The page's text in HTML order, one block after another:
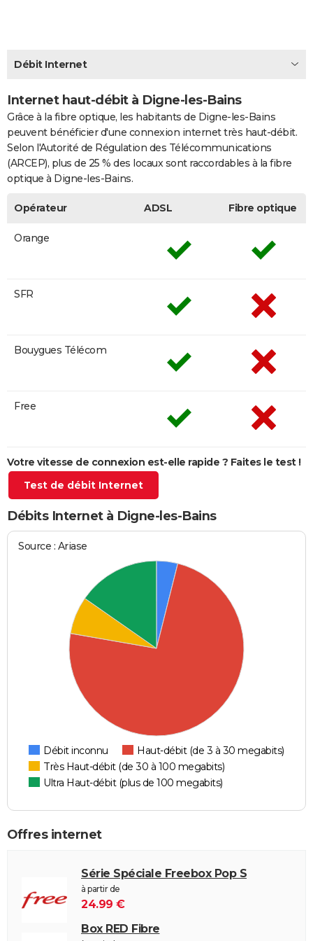
CARTE DE VOEUX
Carte de Noël
Carte Bonne année
Carte Saint-Valentin
Carte Pâques
Carte d'anniversaire
DICTIONNAIRE
PROGRAMME TV
COPAINS D'AVANT
S'inscrire
Se connecter
Lycées
Collèges
Primaires
Universités
Entreprises
Service militaire
Avis de recherche
AVIS DE DÉCÈS
FORUM
Débit Internet
Internet haut-débit à Digne-les-Bains
Grâce à la fibre optique, les habitants de Digne-les-Bains
peuvent bénéficier d'une connexion internet très haut-débit.
Selon l'Autorité de Régulation des Télécommunications
(ARCEP), plus de 25 % des locaux sont raccordables à la fibre
optique à Digne-les-Bains.
Opérateur ADSL Fibre optique
Orange
SFR
Bouygues Télécom
Free
Votre vitesse de connexion est-elle rapide ? Faites le test !
Test de débit Internet
Débits Internet à Digne-les-Bains
Source : Ariase
Débit inconnu
Haut-débit (de 3 à 30 megabits)
Très Haut-débit (de 30 à 100 megabits)
Ultra Haut-débit (plus de 100 megabits)
Offres internet
Série Spéciale Freebox Pop S
à partir de
24.99 €
Box RED Fibre